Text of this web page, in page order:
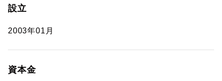
設立
2003年01月
資本金